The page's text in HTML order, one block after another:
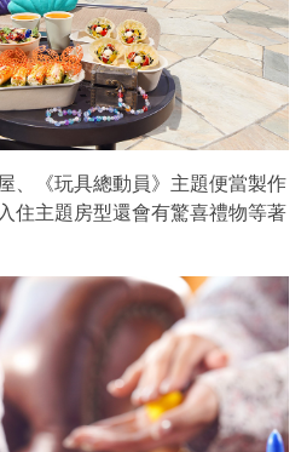
、《玩具總動員》主題便當製作
住主題房型還會有驚喜禮物等著